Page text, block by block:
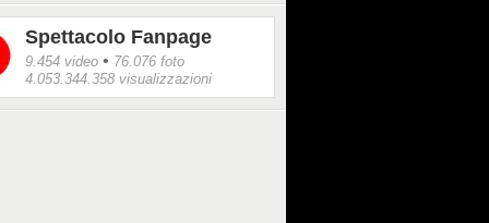
Spettacolo Fanpage
9.454 video • 76.076 foto
4.053.344.358 visualizzazioni